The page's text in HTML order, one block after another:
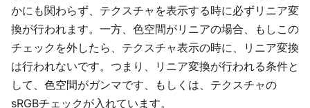
かにも関わらず、テクスチャを表示する時に必ずリニア変
換が行われます。一方、色空間がリニアの場合、もしこの
チェックを外したら、テクスチャ表示の時に、リニア変換
は行われないです。つまり、リニア変換が行われる条件と
して、色空間がガンマです、もしくは、テクスチャの
sRGBチェックが入れています。